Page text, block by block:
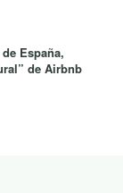
España,
de Airbnb